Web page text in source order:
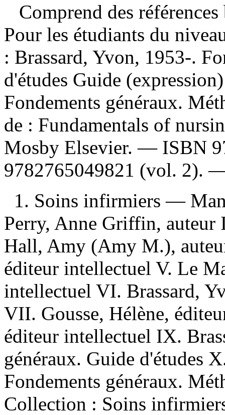
Comprend des
Pour les étudiants du
: Brassard, Yvon, 1953-.
d'études Guide
Fondements généraux.
de : Fundamentals of
Mosby Elsevier. — ISBN
9782765049821 (vol. 2). —
1. Soins infirmiers —
Perry, Anne Griffin,
Hall, Amy (Amy M.),
éditeur intellectuel V. Le
intellectuel VI. Brassard,
VII. Gousse, Hélène,
éditeur intellectuel IX.
généraux. Guide d'études
Fondements généraux.
Collection : Soins